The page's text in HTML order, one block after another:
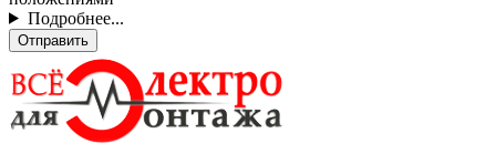
Подробнее...
Отправить